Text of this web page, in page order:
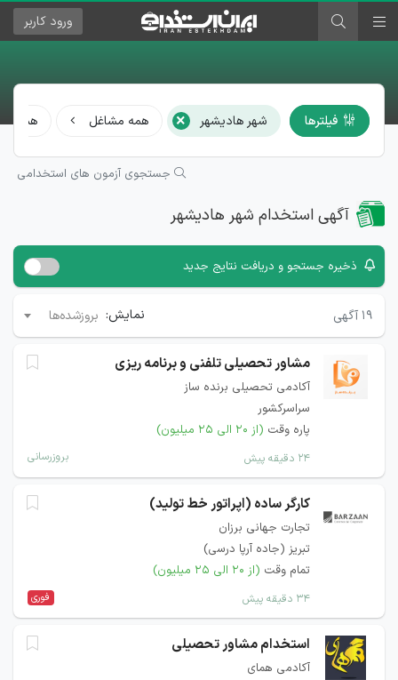
ورود کاربر
فیلترها شهر هادیشهر × همه مشاغل همه
جستجوی آزمون های استخدامی
آگهی استخدام شهر هادیشهر
ذخیره جستجو و دریافت نتایج جدید
۱۹ آگهی نمایش: بروزشده‌ها
مشاور تحصیلی تلفنی و برنامه ریزی
آکادمی تحصیلی برنده ساز
سراسرکشور
پاره وقت (از ۲۰ الی ۲۵ میلیون)
۲۴ دقیقه پیش بروزرسانی
کارگر ساده (اپراتور خط تولید)
تجارت جهانی برزان
تبریز (جاده آرپا درسی)
تمام وقت (از ۲۰ الی ۲۵ میلیون)
۳۴ دقیقه پیش فوری
استخدام مشاور تحصیلی
آکادمی همای